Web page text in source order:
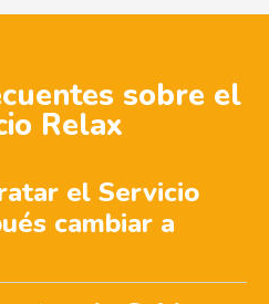
sobre el
Relax
el Servicio
cambiar a